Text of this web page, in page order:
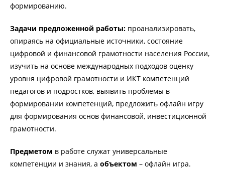
формированию.
Задачи предложенной работы: проанализировать,
опираясь на официальные источники, состояние
цифровой и финансовой грамотности населения России,
изучить на основе международных подходов оценку
уровня цифровой грамотности и ИКТ компетенций
педагогов и подростков, выявить проблемы в
формировании компетенций, предложить офлайн игру
для формирования основ финансовой, инвестиционной
грамотности.
Предметом в работе служат универсальные
компетенции и знания, а объектом – офлайн игра.